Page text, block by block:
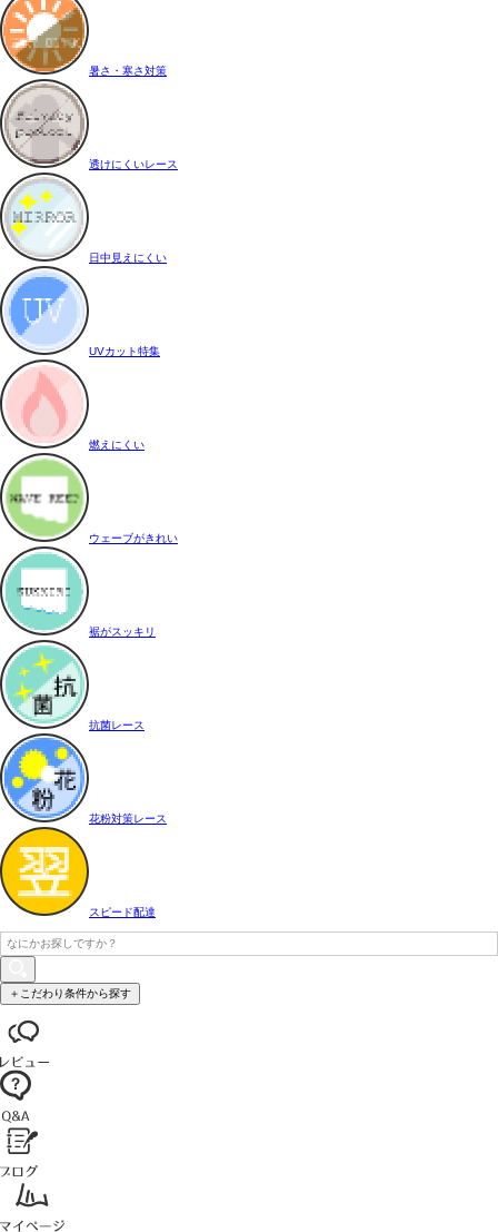
暑さ・寒さ対策
透けにくいレース
日中見えにくい
UVカット特集
燃えにくい
ウェーブがきれい
裾がスッキリ
抗菌レース
花粉対策レース
スピード配達
＋こだわり条件から探す